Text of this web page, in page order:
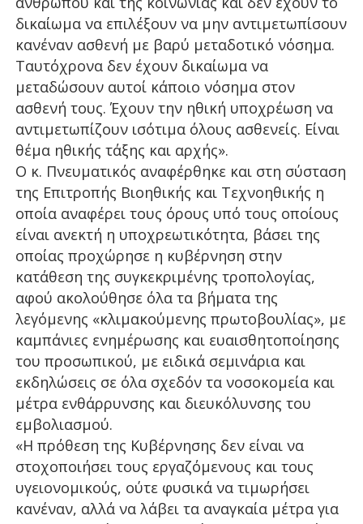
δικαίωμα να επιλέξουν να μην αντιμετωπίσουν
κανέναν ασθενή με βαρύ μεταδοτικό νόσημα.
Ταυτόχρονα δεν έχουν δικαίωμα να
μεταδώσουν αυτοί κάποιο νόσημα στον
ασθενή τους. Έχουν την ηθική υποχρέωση να
αντιμετωπίζουν ισότιμα όλους ασθενείς. Είναι
θέμα ηθικής τάξης και αρχής».
Ο κ. Πνευματικός αναφέρθηκε και στη σύσταση
της Επιτροπής Βιοηθικής και Τεχνοηθικής η
οποία αναφέρει τους όρους υπό τους οποίους
είναι ανεκτή η υποχρεωτικότητα, βάσει της
οποίας προχώρησε η κυβέρνηση στην
κατάθεση της συγκεκριμένης τροπολογίας,
αφού ακολούθησε όλα τα βήματα της
λεγόμενης «κλιμακούμενης πρωτοβουλίας», με
καμπάνιες ενημέρωσης και ευαισθητοποίησης
του προσωπικού, με ειδικά σεμινάρια και
εκδηλώσεις σε όλα σχεδόν τα νοσοκομεία και
μέτρα ενθάρρυνσης και διευκόλυνσης του
εμβολιασμού.
«Η πρόθεση της Κυβέρνησης δεν είναι να
στοχοποιήσει τους εργαζόμενους και τους
υγειονομικούς, ούτε φυσικά να τιμωρήσει
κανέναν, αλλά να λάβει τα αναγκαία μέτρα για